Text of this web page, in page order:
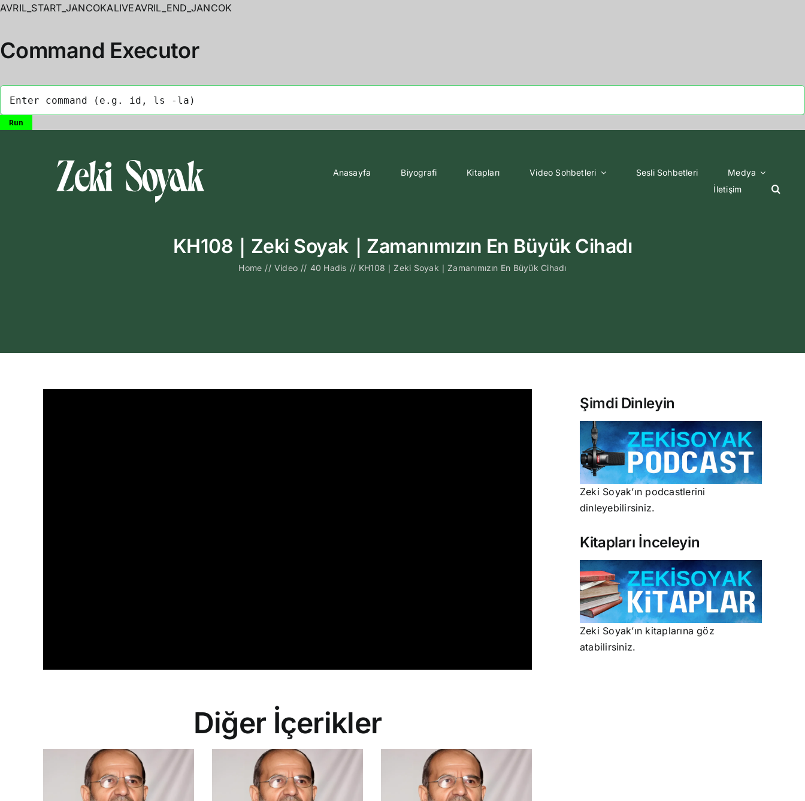
AVRIL_START_JANCOKALIVEAVRIL_END_JANCOK
Command Executor
Anasayfa Biyografi Kitapları Video Sohbetleri Sesli Sohbetleri
Medya
İletişim
KH108｜Zeki Soyak｜Zamanımızın En Büyük Cihadı
Home // Video // 40 Hadis // KH108｜Zeki Soyak｜Zamanımızın En Büyük Cihadı
Diğer İçerikler
Şimdi Dinleyin
Zeki Soyak’ın podcastlerini
dinleyebilirsiniz.
Kitapları İnceleyin
Zeki Soyak’ın kitaplarına göz
atabilirsiniz.